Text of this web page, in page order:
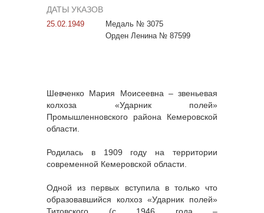
ДАТЫ УКАЗОВ
25.02.1949
Медаль № 3075
Орден Ленина № 87599
Шевченко Мария Моисеевна – звеньевая
колхоза «Ударник полей»
Промышленновского района Кемеровской
области.
Родилась в 1909 году на территории
современной Кемеровской области.
Одной из первых вступила в только что
образовавшийся колхоз «Ударник полей»
Титовского (с 1946 года –